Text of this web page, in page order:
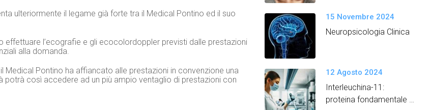
ulteriormente il legame già forte tra il Medical Pontino ed il suo
effettuare l’ecografie e gli ecocolordoppler previsti dalle prestazioni
alla domanda.
Medical Pontino ha affiancato alle prestazioni in convenzione una
così accedere ad un più ampio ventaglio di prestazioni con
15 Novembre 2024
Neuropsicologia Clinica
12 Agosto 2024
Interleuchina-11:
proteina fondamentale